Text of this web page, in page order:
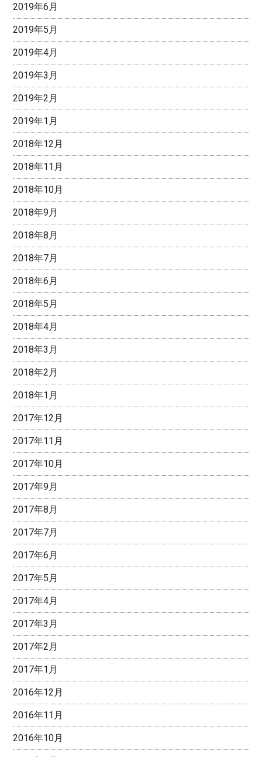
2019年6月
2019年5月
2019年4月
2019年3月
2019年2月
2019年1月
2018年12月
2018年11月
2018年10月
2018年9月
2018年8月
2018年7月
2018年6月
2018年5月
2018年4月
2018年3月
2018年2月
2018年1月
2017年12月
2017年11月
2017年10月
2017年9月
2017年8月
2017年7月
2017年6月
2017年5月
2017年4月
2017年3月
2017年2月
2017年1月
2016年12月
2016年11月
2016年10月